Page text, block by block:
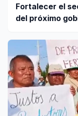
Fortalecer el
del próximo